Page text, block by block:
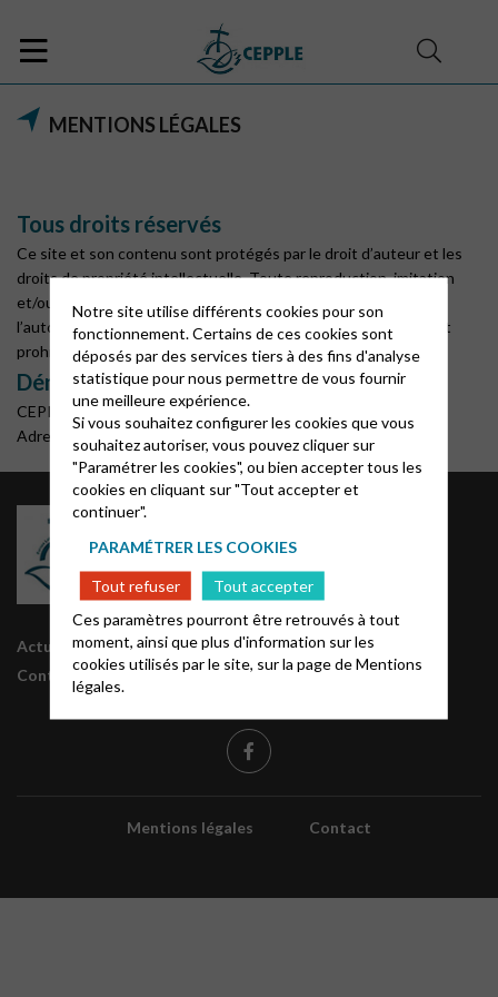
MENTIONS LÉGALES
Tous droits réservés
Ce site et son contenu sont protégés par le droit d’auteur et les
droits de propriété intellectuelle. Toute reproduction, imitation
et/ou exploitation partielle ou totale de ces marques, sans
l’autorisation expresse et écrite de la CEPPLE, est strictement
prohibée
Dénomination, raison sociale:
CEPPLE
Adresse Tél.
Intranet / Archives
Actualités
Contact
Mentions légales Contact
Notre site utilise différents cookies pour son
fonctionnement. Certains de ces cookies sont
déposés par des services tiers à des fins d'analyse
statistique pour nous permettre de vous fournir
une meilleure expérience.
Si vous souhaitez configurer les cookies que vous
souhaitez autoriser, vous pouvez cliquer sur
"Paramétrer les cookies", ou bien accepter tous les
cookies en cliquant sur "Tout accepter et
continuer".
PARAMÉTRER LES COOKIES
Tout refuser
Tout accepter
Ces paramètres pourront être retrouvés à tout
moment, ainsi que plus d'information sur les
cookies utilisés par le site, sur la page deMentions
légales.